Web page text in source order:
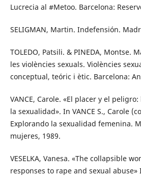
Lucrecia al #Metoo. Barcelona:
SELIGMAN, Martin. Indefensión.
TOLEDO, Patsili. & PINEDA, Montse.
les violències sexuals. Violències
conceptual, teóric i ètic. Barcelona:
VANCE, Carole. «El placer y el
la sexualidad». In VANCE S., Carole
Explorando la sexualidad femenina.
mujeres, 1989.
VESELKA, Vanesa. «The collapsible
responses to rape and sexual abuse»